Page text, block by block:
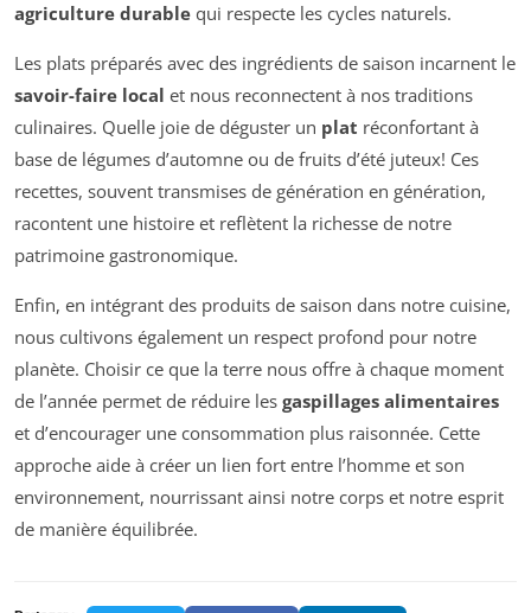
agriculture durable qui respecte les cycles naturels.
Les plats préparés avec des ingrédients de saison incarnent le
savoir-faire local et nous reconnectent à nos traditions
culinaires. Quelle joie de déguster un plat réconfortant à
base de légumes d’automne ou de fruits d’été juteux! Ces
recettes, souvent transmises de génération en génération,
racontent une histoire et reflètent la richesse de notre
patrimoine gastronomique.
Enfin, en intégrant des produits de saison dans notre cuisine,
nous cultivons également un respect profond pour notre
planète. Choisir ce que la terre nous offre à chaque moment
de l’année permet de réduire les gaspillages alimentaires
et d’encourager une consommation plus raisonnée. Cette
approche aide à créer un lien fort entre l’homme et son
environnement, nourrissant ainsi notre corps et notre esprit
de manière équilibrée.